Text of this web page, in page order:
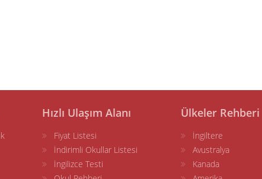
Hızlı Ulaşım Alanı
Fiyat Listesi
İndirimli Okullar Listesi
İngilizce Testi
Ülkeler Rehberi
İngiltere
Avustralya
Kanada